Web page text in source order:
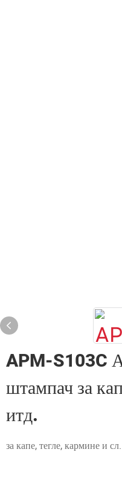
APM-S103C
штампач за
итд.
за капе, тегле, кармине и сл.